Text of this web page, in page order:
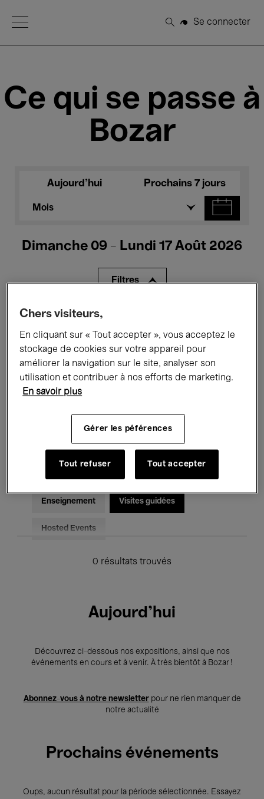
Open Menu
Rechercher
Se connecter
Ce qui se passe à
Bozar
Aujourd'hui Prochains 7 jours
Mois
Dimanche 09 - Lundi 17 Août 2026
Filtres
Tous les événements
Expositions Films Performances
Rencontres & Débats Jazz
Musique électronique
Enseignement Visites guidées
Hosted Events
0 résultats trouvés
Aujourd'hui
Découvrez ci-dessous nos expositions, ainsi que nos
événements en cours et à venir. À très bientôt à Bozar !
Abonnez-vous à notre newsletterpour ne rien manquer de
notre actualité
Prochains événements
Oups, aucun résultat pour la période sélectionnée. Essayez
Chers visiteurs,
En cliquant sur « Tout accepter », vous acceptez le
stockage de cookies sur votre appareil pour
améliorer la navigation sur le site, analyser son
utilisation et contribuer à nos efforts de marketing.
En savoir plus
Gérer les péférences
Tout refuser Tout accepter